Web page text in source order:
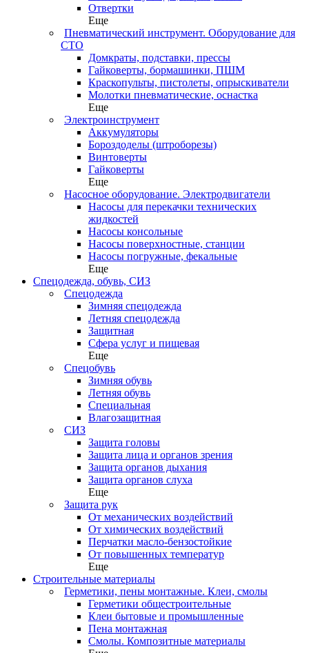
Отвертки
Еще
Пневматический инструмент. Оборудование для
СТО
Домкраты, подставки, прессы
Гайковерты, бормашинки, ПШМ
Краскопульты, пистолеты, опрыскиватели
Молотки пневматические, оснастка
Еще
Электроинструмент
Аккумуляторы
Бороздоделы (штроборезы)
Винтоверты
Гайковерты
Еще
Насосное оборудование. Электродвигатели
Насосы для перекачки технических
жидкостей
Насосы консольные
Насосы поверхностные, станции
Насосы погружные, фекальные
Еще
Спецодежда, обувь, СИЗ
Спецодежда
Зимняя спецодежда
Летняя спецодежда
Защитная
Сфера услуг и пищевая
Еще
Спецобувь
Зимняя обувь
Летняя обувь
Специальная
Влагозащитная
СИЗ
Защита головы
Защита лица и органов зрения
Защита органов дыхания
Защита органов слуха
Еще
Защита рук
От механических воздействий
От химических воздействий
Перчатки масло-бензостойкие
От повышенных температур
Еще
Строительные материалы
Герметики, пены монтажные. Клеи, смолы
Герметики общестроительные
Клеи бытовые и промышленные
Пена монтажная
Смолы. Композитные материалы